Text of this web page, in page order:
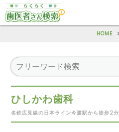
HOME
ひしかわ歯科
名鉄広見線の日本ライン今渡駅から徒歩2分